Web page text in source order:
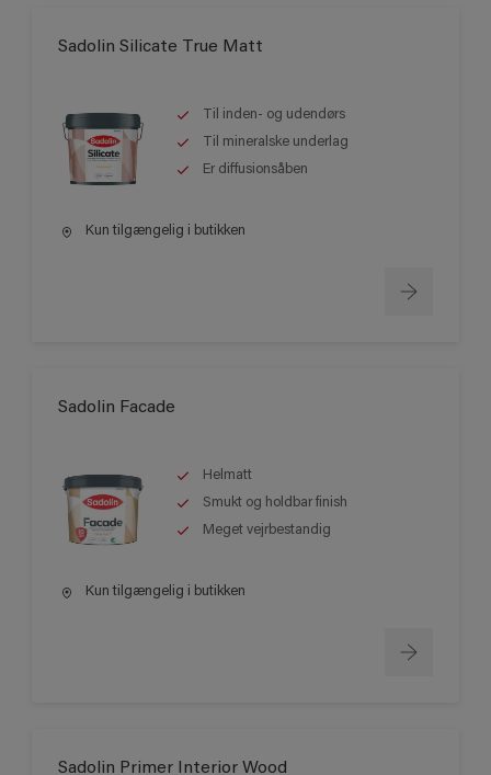
Sadolin Silicate True Matt
Til inden- og udendørs
Til mineralske underlag
Er diffusionsåben
Kun tilgængelig i butikken
Sadolin Facade
Helmatt
Smukt og holdbar finish
Meget vejrbestandig
Kun tilgængelig i butikken
Sadolin Primer Interior Wood